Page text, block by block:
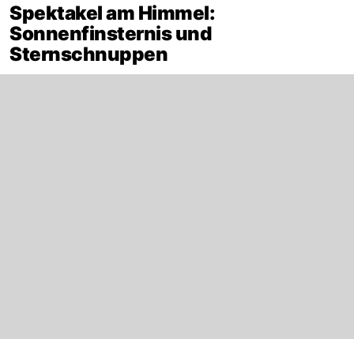
Spektakel am Himmel:
Sonnenfinsternis und
Sternschnuppen